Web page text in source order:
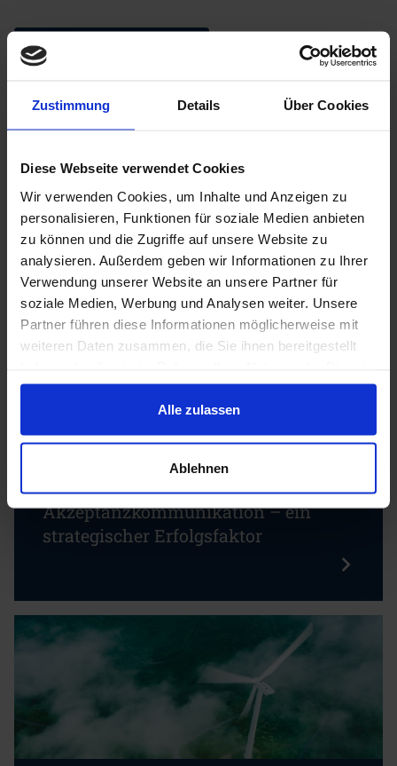
Zustimmung Details Über Cookies
Diese Webseite verwendet Cookies
Wir verwenden Cookies, um Inhalte und Anzeigen zu
personalisieren, Funktionen für soziale Medien anbieten
zu können und die Zugriffe auf unsere Website zu
analysieren. Außerdem geben wir Informationen zu Ihrer
Verwendung unserer Website an unsere Partner für
soziale Medien, Werbung und Analysen weiter. Unsere
Partner führen diese Informationen möglicherweise mit
weiteren Daten zusammen, die Sie ihnen bereitgestellt
gesammelt haben.
Alle zulassen
Ablehnen
15.07.2026
Rückblick: CDI Workshopreihe
Akzeptanzkommunikation – ein
strategischer Erfolgsfaktor